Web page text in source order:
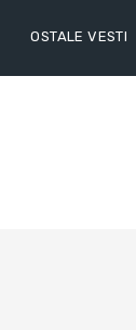
OSTALE VESTI